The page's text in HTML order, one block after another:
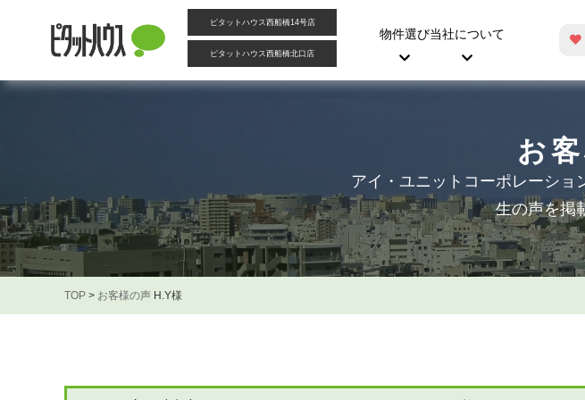
ピタットハウス西船橋14号店
ピタットハウス西船橋北口店
物件選び当社について
お
アイ・ユニットコーポレーショ
生の声を掲
TOP > お客様の声 H.Y様